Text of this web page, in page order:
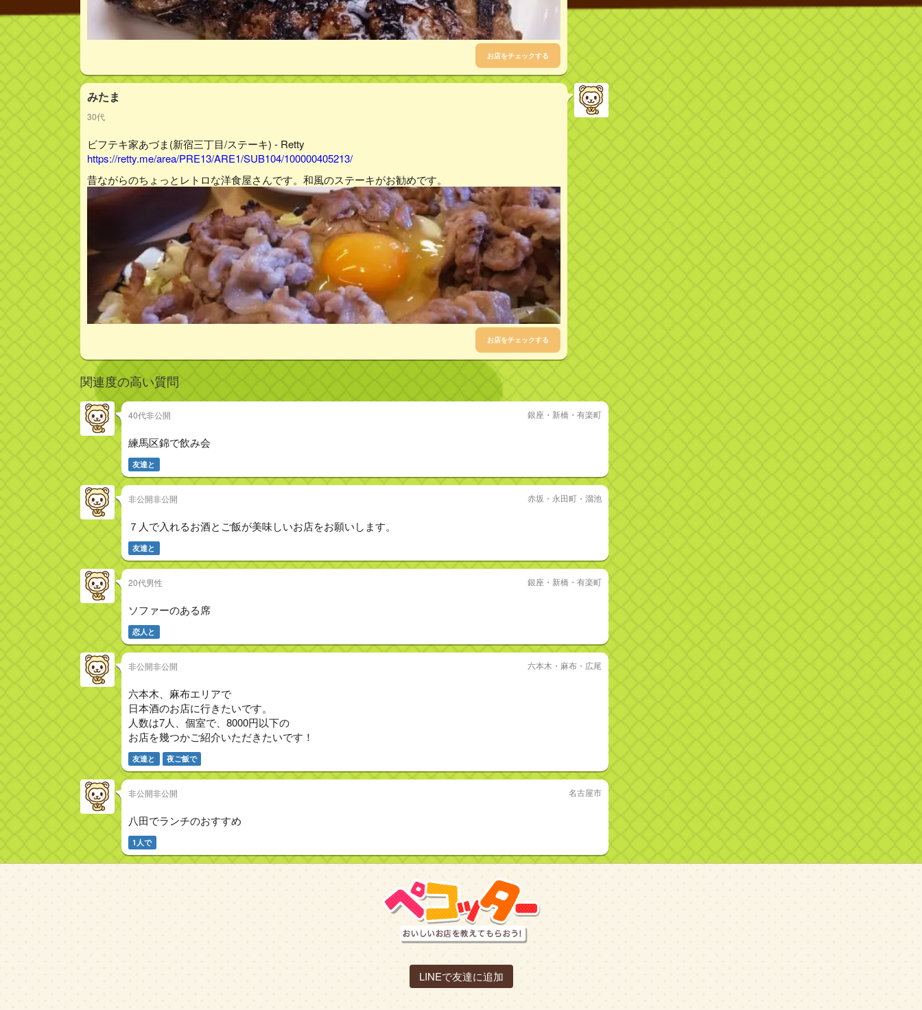
お店をチェックする
みたま
30代
ビフテキ家あづま(新宿三丁目/ステーキ) - Retty
https://retty.me/area/PRE13/ARE1/SUB104/100000405213/
昔ながらのちょっとレトロな洋食屋さんです。和風のステーキがお勧めです。
お店をチェックする
関連度の高い質問
40代非公開 銀座・新橋・有楽町
練馬区錦で飲み会
友達と
非公開非公開 赤坂・永田町・溜池
７人で入れるお酒とご飯が美味しいお店をお願いします。
友達と
20代男性 銀座・新橋・有楽町
ソファーのある席
恋人と
非公開非公開 六本木・麻布・広尾
六本木、麻布エリアで
日本酒のお店に行きたいです。
人数は7人、個室で、8000円以下の
お店を幾つかご紹介いただきたいです！
友達と 夜ご飯で
非公開非公開 名古屋市
八田でランチのおすすめ
1人で
LINEで友達に追加